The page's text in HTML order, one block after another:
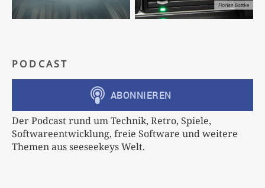
PODCAST
Der Podcast rund um Technik, Retro, Spiele,
Softwareentwicklung, freie Software und weitere
Themen aus seeseekeys Welt.